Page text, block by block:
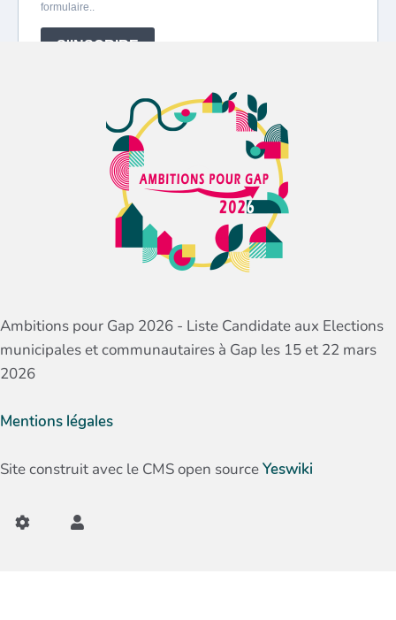
Ambitions pour Gap 2026 - Liste Candidate aux Elections
municipales et communautaires à Gap les 15 et 22 mars
2026
Mentions légales
Site construit avec le CMS open sourceYeswiki